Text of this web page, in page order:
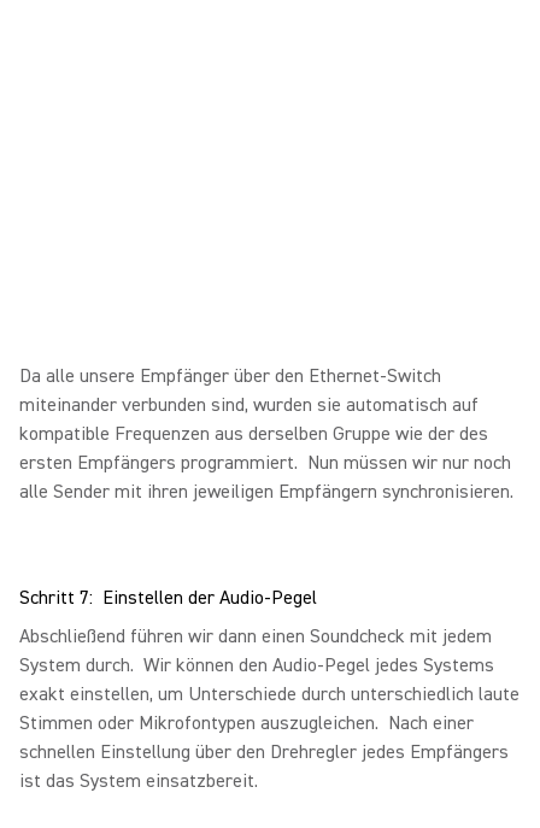
Da alle unsere Empfänger über den Ethernet-Switch
miteinander verbunden sind, wurden sie automatisch auf
kompatible Frequenzen aus derselben Gruppe wie der des
ersten Empfängers programmiert. Nun müssen wir nur noch
alle Sender mit ihren jeweiligen Empfängern synchronisieren.
Schritt 7: Einstellen der Audio-Pegel
Abschließend führen wir dann einen Soundcheck mit jedem
System durch. Wir können den Audio-Pegel jedes Systems
exakt einstellen, um Unterschiede durch unterschiedlich laute
Stimmen oder Mikrofontypen auszugleichen. Nach einer
schnellen Einstellung über den Drehregler jedes Empfängers
ist das System einsatzbereit.